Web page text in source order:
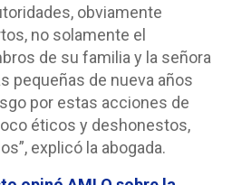
obviamente
no solamente el
de su familia y la señora
pequeñas de nueva años
por estas acciones de
éticos y deshonestos,
explicó la abogada.